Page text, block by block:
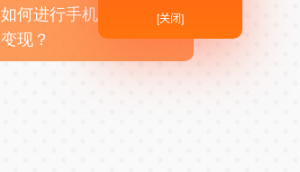
如何进行手机APP商业
变现？
[关闭]